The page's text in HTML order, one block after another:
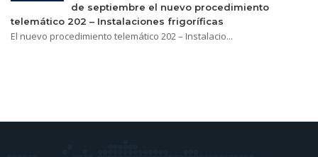
de septiembre el nuevo procedimiento
telemático 202 – Instalaciones frigoríficas
El nuevo procedimiento telemático 202 – Instalacio...